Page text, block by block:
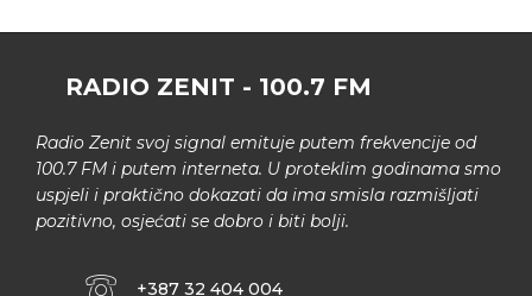
RADIO ZENIT - 100.7 FM
Radio Zenit svoj signal emituje putem frekvencije od
100.7 FM i putem interneta. U proteklim godinama smo
uspjeli i praktično dokazati da ima smisla razmišljati
pozitivno, osjećati se dobro i biti bolji.
+387 32 404 004